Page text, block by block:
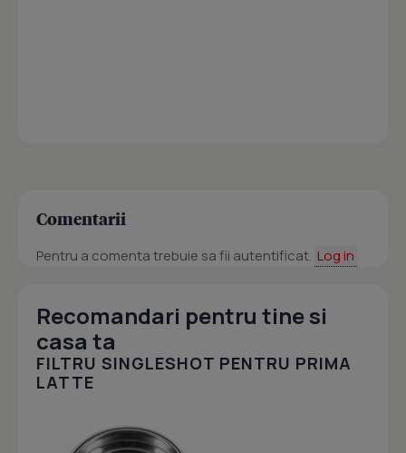
Comentarii
Pentru a comenta trebuie sa fii autentificat. Log in
Recomandari pentru tine si
casa ta
FILTRU SINGLESHOT PENTRU PRIMA
LATTE